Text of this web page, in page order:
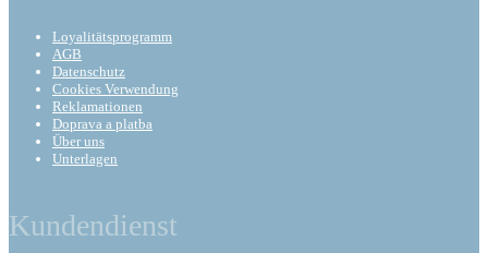
Loyalitätsprogramm
AGB
Datenschutz
Cookies Verwendung
Reklamationen
Doprava a platba
Über uns
Unterlagen
Kundendienst